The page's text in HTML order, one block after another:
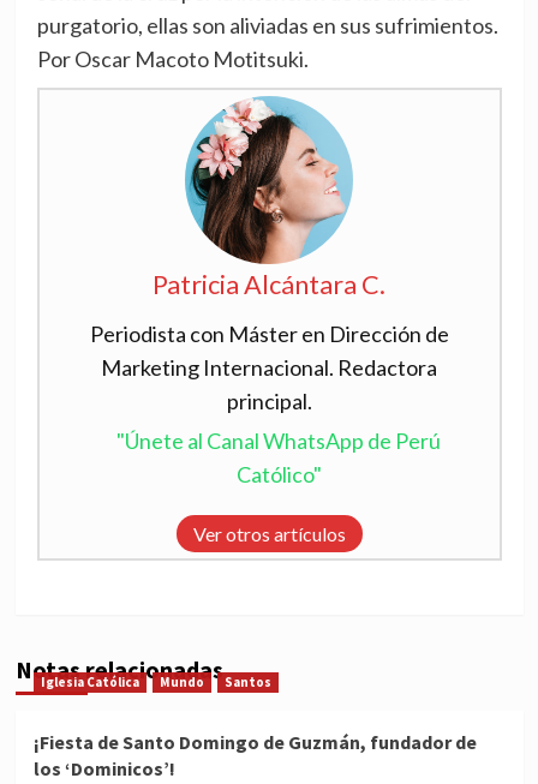
purgatorio, ellas son aliviadas en sus sufrimientos.
Por Oscar Macoto Motitsuki.
Patricia Alcántara C.
Periodista con Máster en Dirección de
Marketing Internacional. Redactora
principal.
"Únete al Canal WhatsApp de Perú
Católico"
Ver otros artículos
Notas relacionadas
Iglesia Católica Mundo Santos
¡Fiesta de Santo Domingo de Guzmán, fundador de
los ‘Dominicos’!